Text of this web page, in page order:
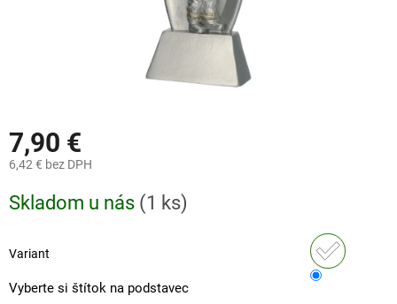
7,90 €
6,42 € bez DPH
cena:
Skladom u nás (1 ks)
Variant
Vyberte si štítok na podstavec